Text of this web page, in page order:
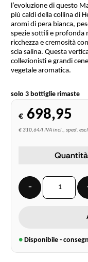
l’evoluzione di questo
più caldi della collina di
aromi di pera bianca,
spezie sottili e profonda
ricchezza e cremosità
scia salina. Questa
collezionisti e grandi
vegetale aromatica.
solo 3 bottiglie rimaste
€ 698,95
€ 310,64/l IVA incl., sped.
Quantità
−
● Disponibile -